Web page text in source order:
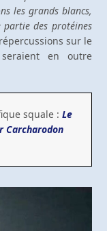
les grands blancs,
partie des protéines
sur le
en outre
squale : Le
Carcharodon